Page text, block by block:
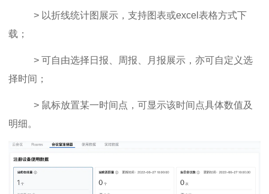
> 以折线统计图展示，支持图表或excel表格方式下
载；
> 可自由选择日报、周报、月报展示，亦可自定义选
择时间；
> 鼠标放置某一时间点，可显示该时间点具体数值及
明细。